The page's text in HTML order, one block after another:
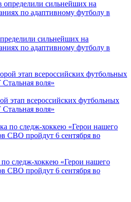
сильнейших на
по адаптивному футболу в
этап всероссийских футбольных
воля»
следж-хоккею «Герои нашего
СВО пройдут 6 сентября во